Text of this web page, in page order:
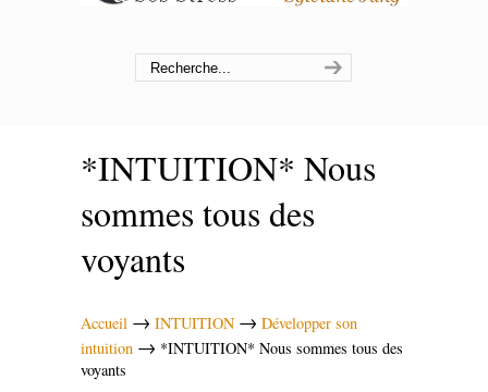
*INTUITION* Nous
sommes tous des
voyants
Accueil → INTUITION → Développer son
intuition → *INTUITION* Nous sommes tous des
voyants